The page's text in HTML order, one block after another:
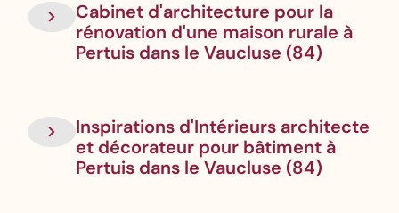
Cabinet d'architecture pour la
rénovation d'une maison rurale à
Pertuis dans le Vaucluse (84)
Inspirations d'Intérieurs architecte
et décorateur pour bâtiment à
Pertuis dans le Vaucluse (84)